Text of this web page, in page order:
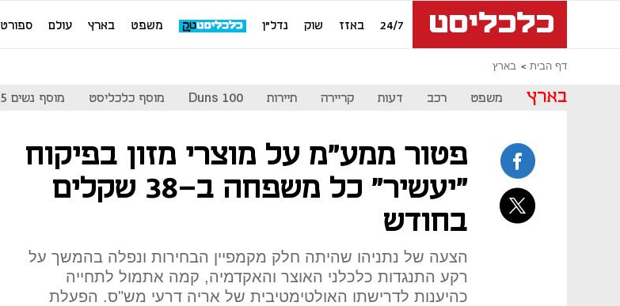
24/7 באזז שוק נדל"ן משפט בארץ עולם ספורט
דף הבית בארץ
בארץ משפט רכב דעות קריירה תיירות Duns 100 מוסף כלכליסט מוסף נשים 2025
פטור ממע"מ על מוצרי מזון בפיקוח
"יעשיר" כל משפחה ב-38 שקלים
בחודש
הצעה של נתניהו שהיתה חלק מקמפיין הבחירות ונפלה בהמשך על
רקע התנגדות כלכלני האוצר והאקדמיה, קמה אתמול לתחייה
כהיענות לדרישתו האולטימטיבית של אריה דרעי מש"ס. הפעלת